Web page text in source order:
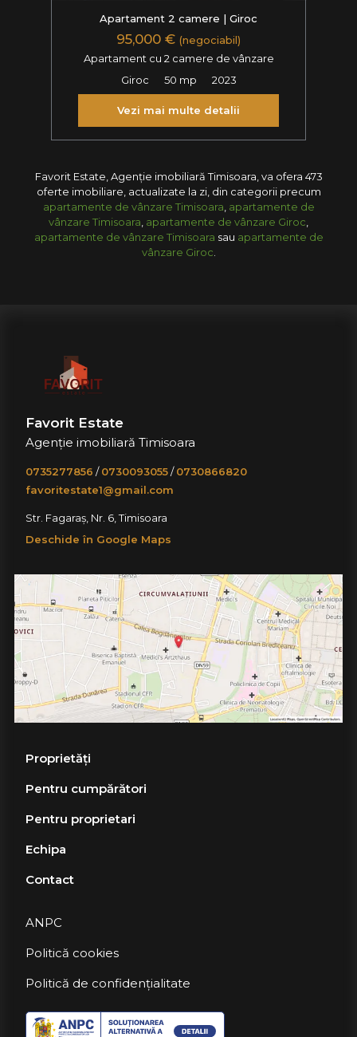
Apartament 2 camere | Giroc
95,000 € (negociabil)
Apartament cu 2 camere de vânzare
Giroc
50 mp 2023
Vezi mai multe detalii
Favorit Estate, Agenție imobiliară Timisoara, va ofera 473
oferte imobiliare, actualizate la zi, din categorii precum
apartamente de vânzare Timisoara apartamente de
vânzare Timisoara apartamente de vânzare Giroc
apartamente de vânzare Timisoara sau apartamente de
vânzare Giroc
Favorit Estate
Agenție imobiliară Timisoara
0735277856 /0730093055/0730866820
favoritestate1@gmail.com
Str. Fagaraș, Nr. 6, Timisoara
Deschide în Google Maps
Proprietăți
Pentru cumpărători
Pentru proprietari
Echipa
Contact
ANPC
Politică cookies
Politică de confidențialitate